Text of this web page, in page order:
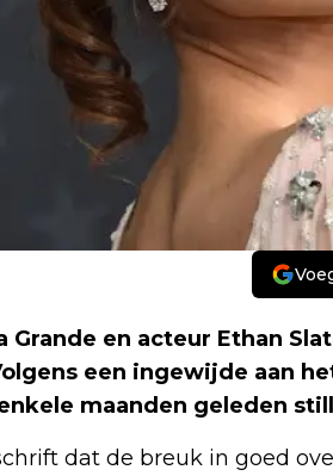
Grande en acteur Ethan
een ingewijde aan
maanden geleden
dat de breuk in goed